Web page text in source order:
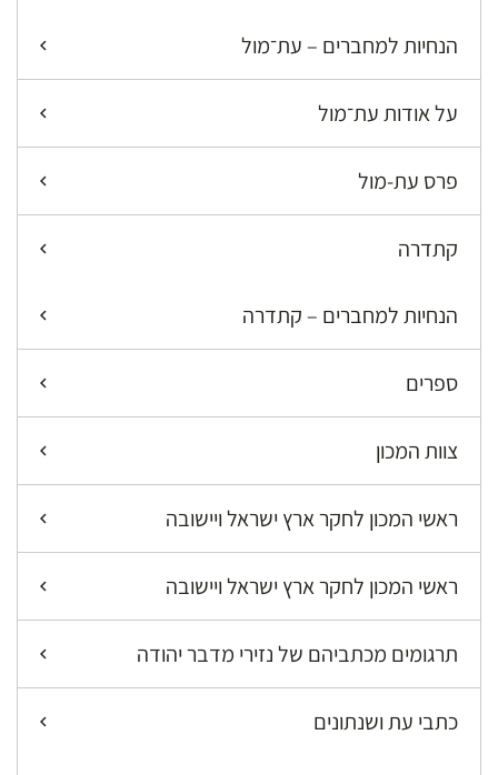
הנחיות למחברים – עת־מול
על אודות עת־מול
פרס עת-מול
קתדרה
הנחיות למחברים – קתדרה
ספרים
צוות המכון
ראשי המכון לחקר ארץ ישראל ויישובה
ראשי המכון לחקר ארץ ישראל ויישובה
תרגומים מכתביהם של נזירי מדבר יהודה
כתבי עת ושנתונים